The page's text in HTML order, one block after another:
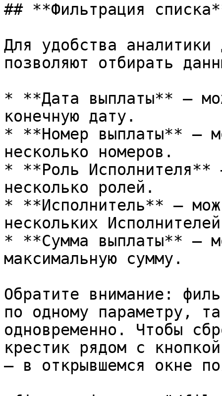
## **Фильтрация
Для удобства
позволяют отбирать
* **Дата выплаты** —
конечную дату.
* **Номер выплаты** —
несколько номеров.
* **Роль Исполнителя**
несколько ролей.
* **Исполнитель** —
нескольких
* **Сумма выплаты** —
максимальную сумму.
Обратите внимание:
по одному параметру,
одновременно. Чтобы
крестик рядом с
— в открывшемся окне